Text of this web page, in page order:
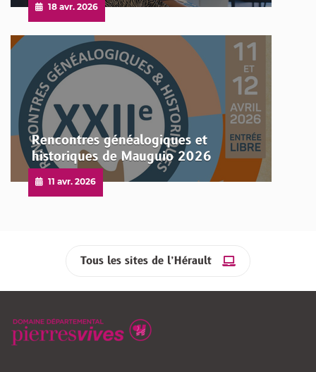
Publié
le
18 avr. 2026
Rencontres généalogiques et
historiques de Mauguio 2026
Publié
le
11 avr. 2026
Tous les sites de l’Hérault